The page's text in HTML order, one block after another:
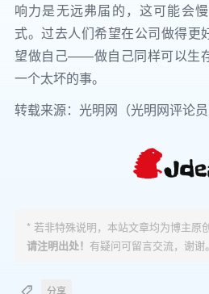
响力是无远弗届的，这可能会
式。过去人们希望在公司做得更
望做自己——做自己同样可以生
一个太坏的事。
转载来源：光明网（光明网评论员
* 若非特殊说明，本站文章均为博主原
请注明出处！ 有疑问可留言交流，谢谢。
分享